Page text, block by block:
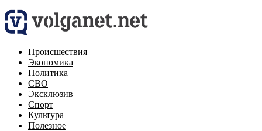
Происшествия
Экономика
Политика
СВО
Эксклюзив
Спорт
Культура
Полезное